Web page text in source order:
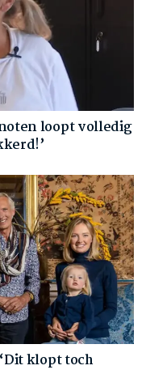
loopt volledig
klopt toch